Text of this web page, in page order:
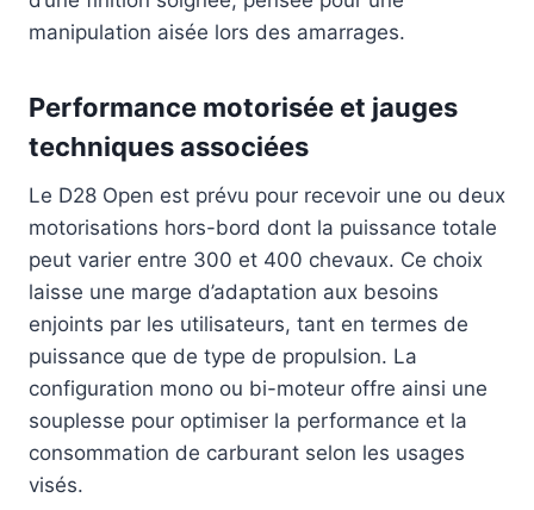
manipulation aisée lors des amarrages.
Performance motorisée et jauges
techniques associées
Le D28 Open est prévu pour recevoir une ou deux
motorisations hors-bord dont la puissance totale
peut varier entre 300 et 400 chevaux. Ce choix
laisse une marge d’adaptation aux besoins
enjoints par les utilisateurs, tant en termes de
puissance que de type de propulsion. La
configuration mono ou bi-moteur offre ainsi une
souplesse pour optimiser la performance et la
consommation de carburant selon les usages
visés.